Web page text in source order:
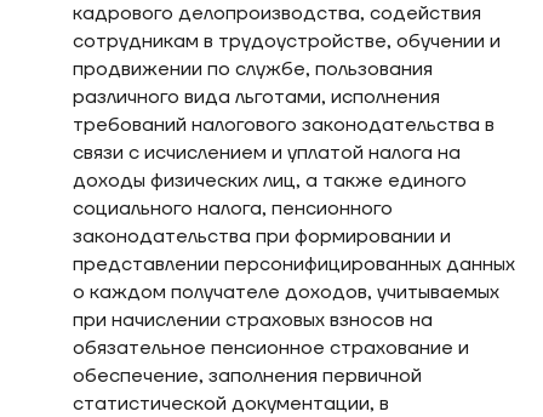
кадрового делопроизводства, содействия
сотрудникам в трудоустройстве, обучении и
продвижении по службе, пользования
различного вида льготами, исполнения
требований налогового законодательства в
связи с исчислением и уплатой налога на
доходы физических лиц, а также единого
социального налога, пенсионного
законодательства при формировании и
представлении персонифицированных данных
о каждом получателе доходов, учитываемых
при начислении страховых взносов на
обязательное пенсионное страхование и
обеспечение, заполнения первичной
статистической документации, в